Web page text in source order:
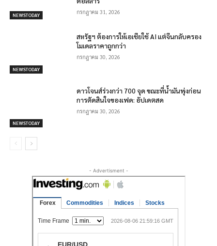
NEWSTODAY กรกฎาคม 31, 2026
NEWSTODAY
สหรัฐฯ ต้องการให้เอเชียใช้ AI แต่จีนกลับครอง
โมเดลราคาถูกกว่า
กรกฎาคม 30, 2026
NEWSTODAY
ดาวโจนส์ร่วงกว่า 700 จุด ขณะที่น้ำมันพุ่งก่อน
การตัดสินใจของเฟด: อัปเดตสด
กรกฎาคม 30, 2026
- Advertisment -